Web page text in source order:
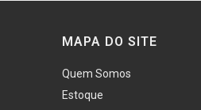
MAPA DO SITE
Quem Somos
Estoque